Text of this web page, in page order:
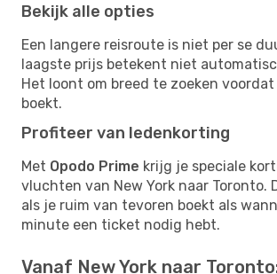
Bekijk alle opties
Een langere reisroute is niet per se
laagste prijs betekent niet
Het loont om breed te zoeken
boekt.
Profiteer van ledenkorting
Met Opodo Prime krijg je speciale
vluchten van New York naar Toronto.
als je ruim van tevoren boekt als
minute een ticket nodig hebt.
Vanaf New York naar